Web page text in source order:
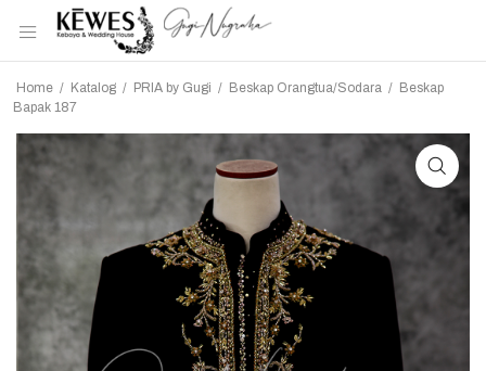
Home / Katalog / PRIA by Gugi / Beskap Orangtua/Sodara / Beskap
Bapak 187